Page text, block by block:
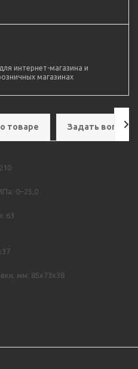
интернет-магазина и
магазинах
товаре Задать вопрос
0–25,0
63
мм: 85х73х38